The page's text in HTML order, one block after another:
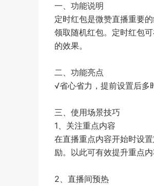
一、功能说明
定时红包是微赞直播重要
领取随机红包。定时红包
的效果。
二、功能亮点
√省心省力，提前设置后多
三、使用场景技巧
1、关注重点内容
在直播重点内容开始时设
励。以此可有效提升重点内
2、直播间预热